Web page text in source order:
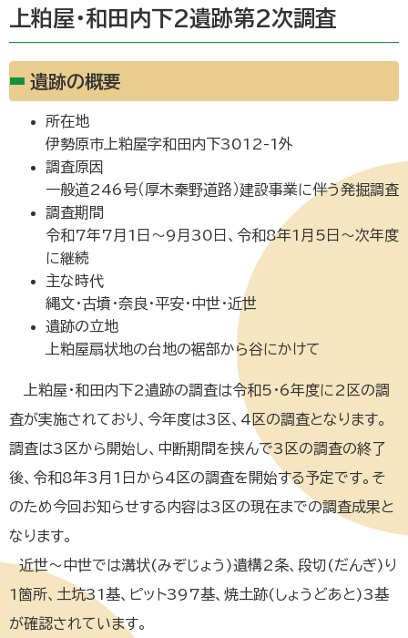
上粕屋・和田内下2遺跡第2次調査
遺跡の概要
所在地
伊勢原市上粕屋字和田内下3012-1外
調査原因
一般道246号（厚木秦野道路）建設事業に伴う発掘調査
調査期間
令和7年7月1日～9月30日、令和8年1月5日～次年度
に継続
主な時代
縄文・古墳・奈良・平安・中世・近世
遺跡の立地
上粕屋扇状地の台地の裾部から谷にかけて
上粕屋・和田内下2遺跡の調査は令和5・6年度に2区の調
査が実施されており、今年度は3区、4区の調査となります。
調査は3区から開始し、中断期間を挟んで3区の調査の終了
後、令和8年3月1日から4区の調査を開始する予定です。そ
のため今回お知らせする内容は3区の現在までの調査成果と
なります。
近世～中世では溝状(みぞじょう)遺構2条、段切(だんぎ)り
1箇所、土坑31基、ピット397基、焼土跡(しょうどあと)3基
が確認されています。